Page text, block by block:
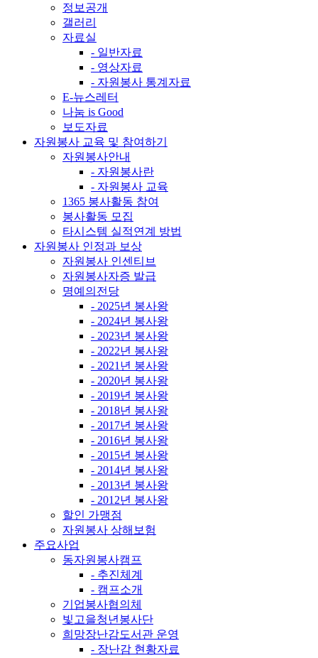
정보공개
갤러리
자료실
- 일반자료
- 영상자료
- 자원봉사 통계자료
E-뉴스레터
나눔 is Good
보도자료
자원봉사 교육 및 참여하기
자원봉사안내
- 자원봉사란
- 자원봉사 교육
1365 봉사활동 참여
봉사활동 모집
타시스템 실적연계 방법
자원봉사 인정과 보상
자원봉사 인센티브
자원봉사자증 발급
명예의전당
- 2025년 봉사왕
- 2024년 봉사왕
- 2023년 봉사왕
- 2022년 봉사왕
- 2021년 봉사왕
- 2020년 봉사왕
- 2019년 봉사왕
- 2018년 봉사왕
- 2017년 봉사왕
- 2016년 봉사왕
- 2015년 봉사왕
- 2014년 봉사왕
- 2013년 봉사왕
- 2012년 봉사왕
할인 가맹점
자원봉사 상해보험
주요사업
동자원봉사캠프
- 추진체계
- 캠프소개
기업봉사협의체
빛고을청년봉사단
희망장난감도서관 운영
- 장난감 현황자료